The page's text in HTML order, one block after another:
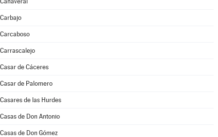
Carbajo
Carcaboso
Carrascalejo
Casar de Cáceres
Casar de Palomero
Casares de las Hurdes
Casas de Don Antonio
Casas de Don Gómez